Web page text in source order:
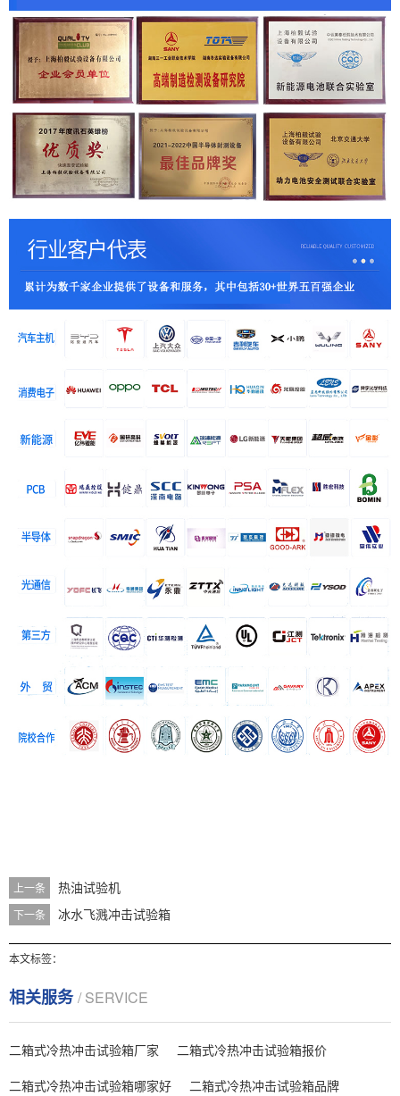
上一条 热油试验机
下一条 冰水飞溅冲击试验箱
本文标签：
相关服务/ SERVICE
二箱式冷热冲击试验箱厂家
二箱式冷热冲击试验箱报价
二箱式冷热冲击试验箱哪家好
二箱式冷热冲击试验箱品牌